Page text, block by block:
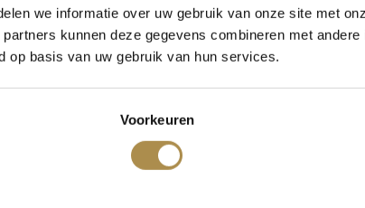
we informatie over uw gebruik van onze site met
kunnen deze gegevens combineren met
op basis van uw gebruik van hun services.
Voorkeuren